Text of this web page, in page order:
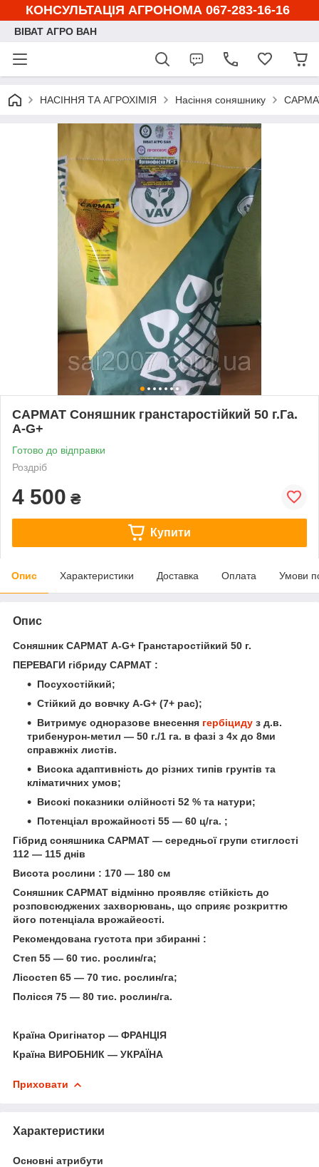
КОНСУЛЬТАЦІЯ АГРОНОМА 067-283-16-16
ВІВАТ АГРО ВАН
НАСІННЯ ТА АГРОХІМІЯ Насіння соняшнику
САРМАТ Соняшник гранстаростійкий 50 г.Га.
A-G+
Готово до відправки
Роздріб
4 500 ₴
Купити
Опис Характеристики Доставка Оплата Умови
Опис
Соняшник САРМАТ A-G+ Гранстаростійкий 50 г.
ПЕРЕВАГИ гібриду САРМАТ :
Посухостійкий;
Стійкий до вовчку A-G+ (7+ рас);
Витримує одноразове внесення гербіциду з д.в.
трибенурон-метил — 50 г./1 га. в фазі з 4х до 8ми
справжніх листів.
Висока адаптивність до різних типів грунтів та
кліматичних умов;
Високі показники олійності 52 % та натури;
Потенціал врожайності 55 — 60 ц/га. ;
Гібрид соняшника САРМАТ — середньої групи стиглості
112 — 115 днів
Висота рослини : 170 — 180 см
Соняшник САРМАТ відмінно проявляє стійкість до
розповсюджених захворювань, що сприяє розкриттю
його потенціала врожайеості.
Рекомендована густота при збиранні :
Степ 55 — 60 тис. рослин/га;
Лісостеп 65 — 70 тис. рослин/га;
Полісся 75 — 80 тис. рослин/га.
Країна Оригінатор — ФРАНЦІЯ
Країна ВИРОБНИК — УКРАЇНА
Приховати
Характеристики
Основні атрибути